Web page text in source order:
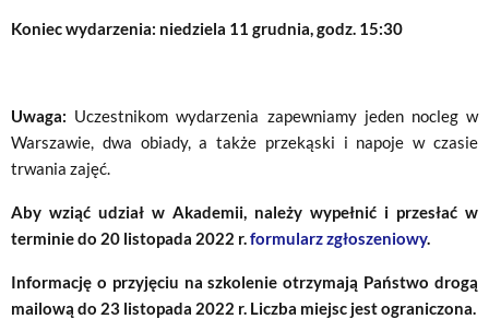
Koniec wydarzenia: niedziela 11 grudnia, godz. 15:30
Uwaga: Uczestnikom wydarzenia zapewniamy jeden nocleg w
Warszawie, dwa obiady, a także przekąski i napoje w czasie
trwania zajęć.
Aby wziąć udział w Akademii, należy wypełnić i przesłać w
terminie do 20 listopada 2022 r.formularz zgłoszeniowy.
Informację o przyjęciu na szkolenie otrzymają Państwo drogą
mailową do 23 listopada 2022 r. Liczba miejsc jest ograniczona.